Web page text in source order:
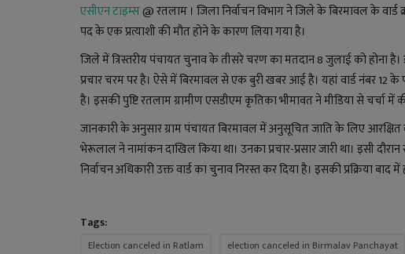
एसीएन टाइम्स@ रतलाम । जिला निर्वाचन विभाग ने जिले के बिरमावल के वार्ड
पद के एक प्रत्याशी की मौत होने के कारण लिया गया है।
जिले में त्रिस्तरीय पंचायत चुनाव के तीसरे चरण का मतदान 8 जुलाई को होना
प्रचार चरम पर है। ऐसे में बिरमावल से एक बुरी खबर आई है। यहां वार्ड नंबर 12 के
है। इसकी पुष्टि रतलाम ग्रामीण एसडीएम कृतिका भीमावत ने मीडिया से चर्चा में
जानकारी के अनुसार ग्राम पंचायत बिरमावल में अनुसूचित जाति के लिए आरक्षित
भेरूलाल ने नामांकन दाखिल किया था। उनका प्रचार-प्रसार जारी था। इसी
निर्वाचन अधिकारी उक्त वार्ड का चुनाव निरस्त कर दिया है। इसकी प्रक्रिया बाद में
Tags:
Election canceled in Ratlam election canceled in Birmalav Panchayat